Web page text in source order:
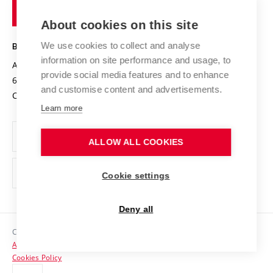
Projects
Projects from Structural Funds
Specific University Research
Safe University
Organization Structure
Official notice board
Personal Data Protection
Support and development of employees and students
Contacts
Technology
BRNO UNIVERSITY OF TECHNOLOGY
Antonínská 548/1
602 00 Brno
Czech Republic
www.vut.cz
vut@vutbr.cz
Copyright © 2026 VUT
Accessibility Statement
Cookies Policy
About cookies on this site
We use cookies to collect and analyse
information on site performance and usage, to
provide social media features and to enhance
and customise content and advertisements.
Learn more
ALLOW ALL COOKIES
Cookie settings
Deny all